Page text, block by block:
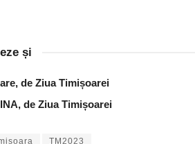
și
de Ziua Timișoarei
de Ziua Timișoarei
TM2023